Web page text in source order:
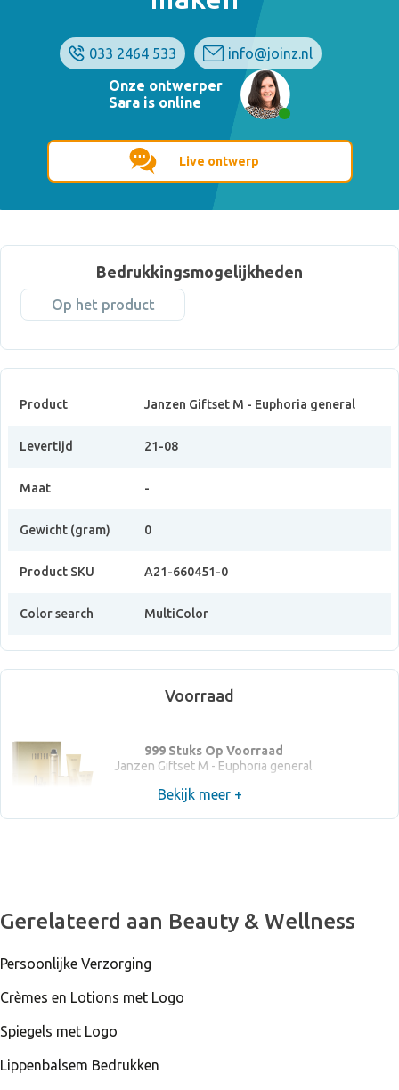
033 2464 533
info@joinz.nl
Onze ontwerper
Sara is online
Live ontwerp
Bedrukkingsmogelijkheden
Op het product
Product Janzen Giftset M - Euphoria general
Levertijd 21-08
Maat -
Gewicht (gram) 0
Product SKU A21-660451-0
Color search MultiColor
Voorraad
999 Stuks Op Voorraad
Janzen Giftset M - Euphoria general
Bekijk meer +
Gerelateerd aan Beauty & Wellness
Persoonlijke Verzorging
Crèmes en Lotions met Logo
Spiegels met Logo
Lippenbalsem Bedrukken